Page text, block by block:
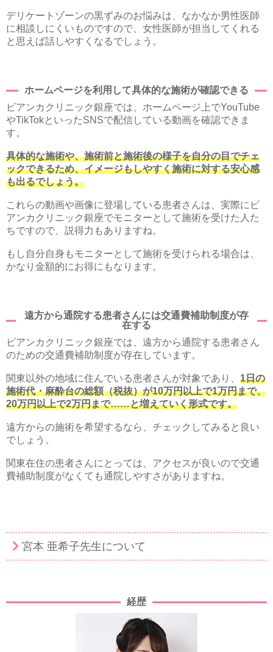
デリケートゾーンの黒ずみのお悩みは、なかなか男性医師
に相談しにくいものですので、女性医師が担当してくれる
と思えば話しやすくなるでしょう。
ホームページを利用して具体的な施術が確認できる
ビアンカクリニック銀座では、ホームページ上でYouTube
やTikTokといったSNSで配信している動画を確認できま
す。
具体的な施術や、施術前と施術後の様子を自分の目でチェ
ックできるため、イメージもしやすく施術に対する安心感
も出るでしょう。
これらの動画や画像に登場している患者さんは、実際にビ
アンカクリニック銀座でモニターとして施術を受けた人た
ちですので、説得力もありますね。
もし自分自身もモニターとして施術を受けられる場合は、
かなり金額的にお得にもなります。
遠方から通院する患者さんには交通費補助制度が存
在する
ビアンカクリニック銀座では、遠方から通院する患者さん
のための交通費補助制度が存在しています。
関東以外の地域に住んでいる患者さんが対象であり、 1日の
施術代・麻酔台の総額（税抜）が10万円以上で1万円まで、
20万円以上で2万円まで……と増えていく形式です。
遠方からの施術を希望するなら、チェックしてみると良い
でしょう。
関東在住の患者さんにとっては、アクセスが良いので交通
費補助制度がなくても通院しやすさがありますね。
宮本 亜希子先生について
経歴